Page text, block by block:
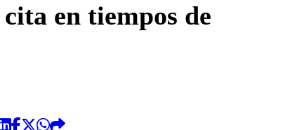
en tiempos de